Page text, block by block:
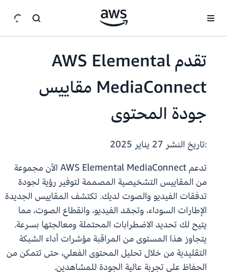
تقدم AWS Elemental
MediaConnect مقاييس
جودة المحتوى
:تاريخ النشر
تدعم AWS Elemental MediaConnect الآن مجموعة
من المقاييس التشخيصية المصممة لتوفير رؤية لجودة
تدفقات الفيديو والصوت لديك. تكتشف المقاييس الجديدة
الإطارات السوداء، وتجمّد الفيديو، وانقطاع الصوت، مما
يتيح لك تحديد الاضطرابات المحتملة ومعالجتها بسرعة.
يتجاوز هذا المستوى من المراقبة مؤشرات أداء الشبكة
التقليدية من خلال تحليل المحتوى الفعلي، حتى تتمكن من
الحفاظ على تجربة عالية الجودة للمشاهدين.